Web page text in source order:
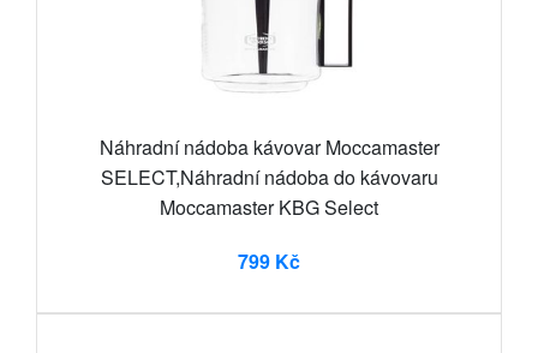
Náhradní nádoba kávovar Moccamaster
SELECT,Náhradní nádoba do kávovaru
Moccamaster KBG Select
799 Kč